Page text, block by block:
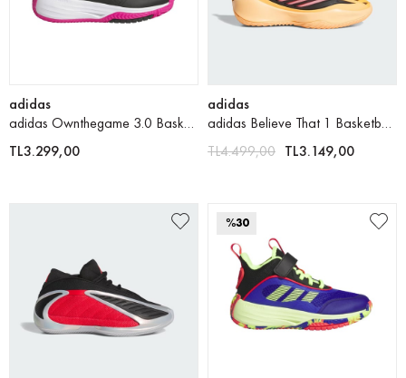
adidas
adidas Ownthegame 3.0 Basketbol Ayakkabısı
TL3.299,00
adidas
adidas Believe That 1 Basketbol Ayakkabısı
TL3.149,00
TL4.499,00
%30